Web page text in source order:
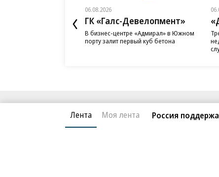
06.08.2026
ГК «Галс-Девелопмент»
В бизнес-центре «Адмирал» в Южном
порту залит первый куб бетона
Лента Моя лента Россия
Благотворительный фонд
Архив